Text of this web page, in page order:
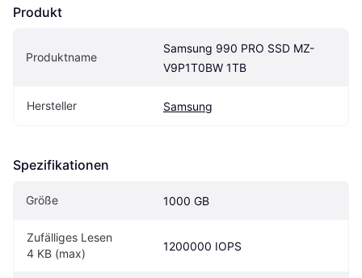
Produkt
Produktname
Samsung 990 PRO SSD MZ-
V9P1T0BW 1TB
Hersteller Samsung
Spezifikationen
Größe 1000 GB
Zufälliges Lesen
4 KB (max)
1200000 IOPS